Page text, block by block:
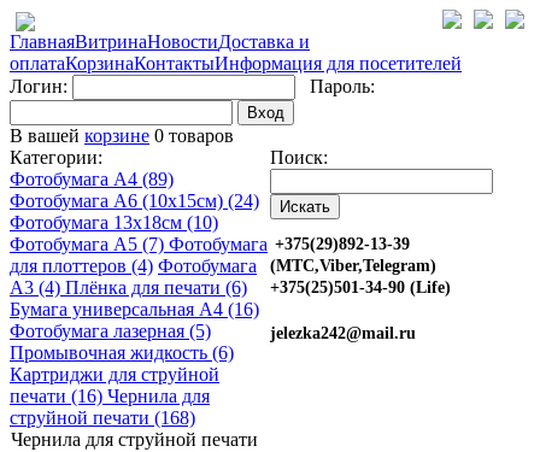
ГлавнаяВитринаНовостиДоставка и
оплатаКорзинаКонтактыИнформация для посетителей
Логин:
Пароль:
Вход
В вашей корзине 0 товаров
Категории:
Фотобумага A4 (89)
Фотобумага A6 (10х15см) (24)
Фотобумага 13х18см (10)
Фотобумага A5 (7) Фотобумага
для плоттеров (4) Фотобумага
A3 (4) Плёнка для печати (6)
Бумага универсальная A4 (16)
Фотобумага лазерная (5)
Промывочная жидкость (6)
Картриджи для струйной
печати (16) Чернила для
струйной печати (168)
Чернила для струйной печати
Поиск:
+375(29)892-13-39
(МТС,Viber,Telegram)
+375(25)501-34-90 (Life)
jelezka242@mail.ru